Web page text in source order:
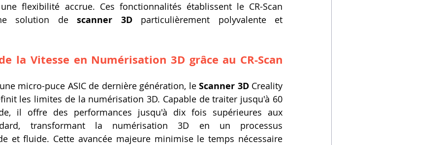
flexibilité accrue. Ces fonctionnalités établissent le CR-Scan
solution de scanner 3D particulièrement polyvalente et
la Vitesse en Numérisation 3D grâce au CR-Scan
micro-puce ASIC de dernière génération, le Scanner 3D Creality
les limites de la numérisation 3D. Capable de traiter jusqu'à 60
il offre des performances jusqu'à dix fois supérieures aux
transformant la numérisation 3D en un processus
et fluide. Cette avancée majeure minimise le temps nécessaire